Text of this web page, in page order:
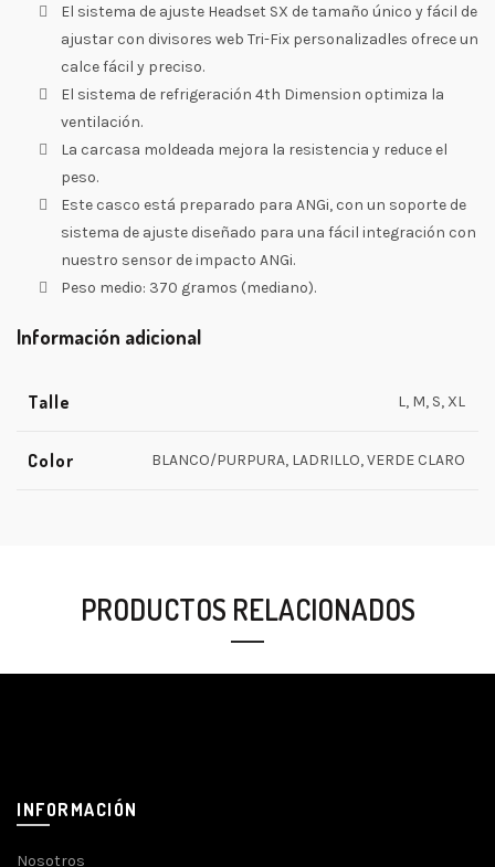
El sistema de ajuste Headset SX de tamaño único y fácil de
ajustar con divisores web Tri-Fix personalizadles ofrece un
calce fácil y preciso.
El sistema de refrigeración 4th Dimension optimiza la
ventilación.
La carcasa moldeada mejora la resistencia y reduce el
peso.
Este casco está preparado para ANGi, con un soporte de
sistema de ajuste diseñado para una fácil integración con
nuestro sensor de impacto ANGi.
Peso medio: 370 gramos (mediano).
Información adicional
Talle L, M, S, XL
Color BLANCO/PURPURA, LADRILLO, VERDE CLARO
PRODUCTOS RELACIONADOS
INFORMACIÓN
Nosotros